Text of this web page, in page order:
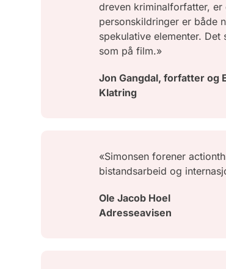
dreven kriminalforfatter,
personskildringer er både
spekulative elementer.
som på film.»
Jon Gangdal, forfatter og
Klatring
«Simonsen forener
bistandsarbeid og
Ole Jacob Hoel
Adresseavisen